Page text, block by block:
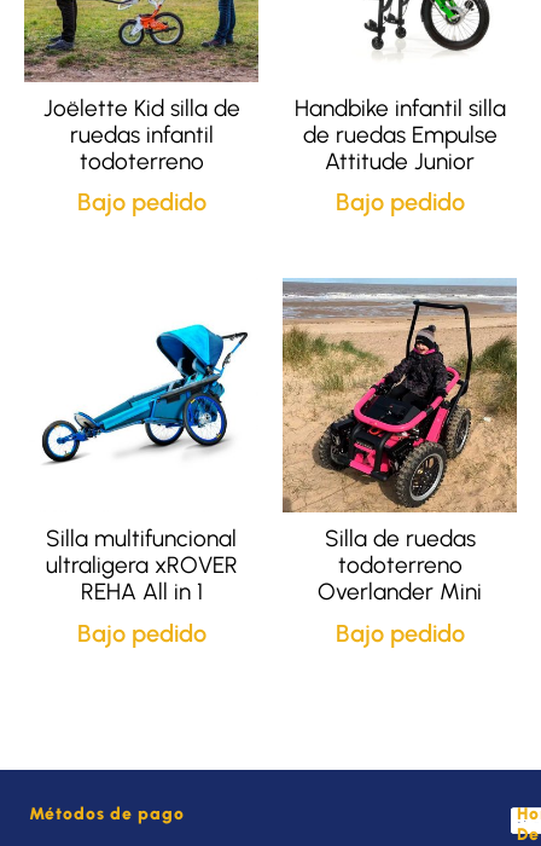
Joëlette Kid silla de
ruedas infantil
todoterreno
Bajo pedido
Handbike infantil silla
de ruedas Empulse
Attitude Junior
Bajo pedido
Silla multifuncional
ultraligera xROVER
REHA All in 1
Bajo pedido
Silla de ruedas
todoterreno
Overlander Mini
Bajo pedido
Métodos de pago